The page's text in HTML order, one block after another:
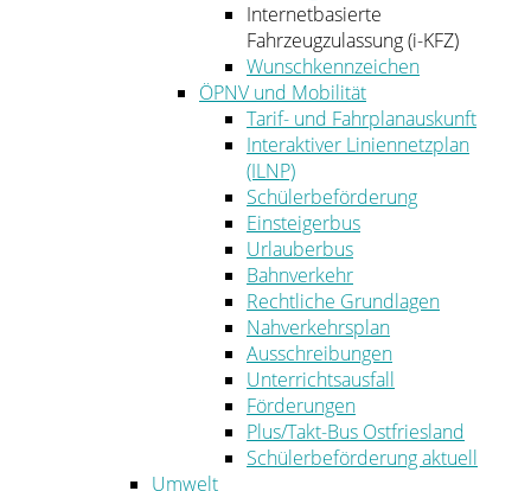
Internetbasierte
Fahrzeugzulassung (i-KFZ)
Wunschkennzeichen
ÖPNV und Mobilität
Tarif- und Fahrplanauskunft
Interaktiver Liniennetzplan
(ILNP)
Schülerbeförderung
Einsteigerbus
Urlauberbus
Bahnverkehr
Rechtliche Grundlagen
Nahverkehrsplan
Ausschreibungen
Unterrichtsausfall
Förderungen
Plus/Takt-Bus Ostfriesland
Schülerbeförderung aktuell
Umwelt